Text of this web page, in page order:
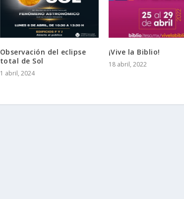
Observación del eclipse
total de Sol
1 abril, 2024
¡Vive la Biblio!
18 abril, 2022